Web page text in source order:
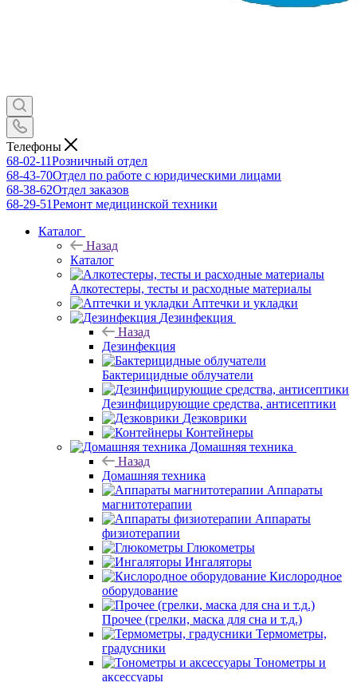
Телефоны
68-02-11Розничный отдел
68-43-70Отдел по работе с юридическими лицами
68-38-62Отдел заказов
68-29-51Ремонт медицинской техники
Каталог
Назад
Каталог
Алкотестеры, тесты и расходные материалы
Аптечки и укладки
Дезинфекция
Назад
Дезинфекция
Бактерицидные облучатели
Дезинфицирующие средства, антисептики
Дезковрики
Контейнеры
Домашняя техника
Назад
Домашняя техника
Аппараты
магнитотерапии
Аппараты
физиотерапии
Глюкометры
Ингаляторы
Кислородное
оборудование
Прочее (грелки, маска для сна и т.д.)
Термометры,
градусники
Тонометры и
аксессуары